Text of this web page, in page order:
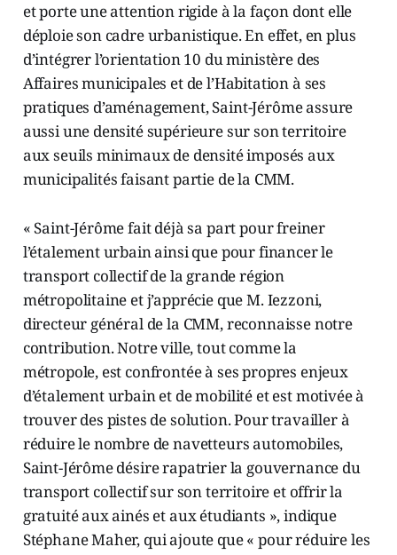
et porte une attention rigide à la façon dont elle
déploie son cadre urbanistique. En effet, en plus
d’intégrer l’orientation 10 du ministère des
Affaires municipales et de l’Habitation à ses
pratiques d’aménagement, Saint-Jérôme assure
aussi une densité supérieure sur son territoire
aux seuils minimaux de densité imposés aux
municipalités faisant partie de la CMM.
« Saint-Jérôme fait déjà sa part pour freiner
l’étalement urbain ainsi que pour financer le
transport collectif de la grande région
métropolitaine et j’apprécie que M. Iezzoni,
directeur général de la CMM, reconnaisse notre
contribution. Notre ville, tout comme la
métropole, est confrontée à ses propres enjeux
d’étalement urbain et de mobilité et est motivée à
trouver des pistes de solution. Pour travailler à
réduire le nombre de navetteurs automobiles,
Saint-Jérôme désire rapatrier la gouvernance du
transport collectif sur son territoire et offrir la
gratuité aux ainés et aux étudiants », indique
Stéphane Maher, qui ajoute que « pour réduire les